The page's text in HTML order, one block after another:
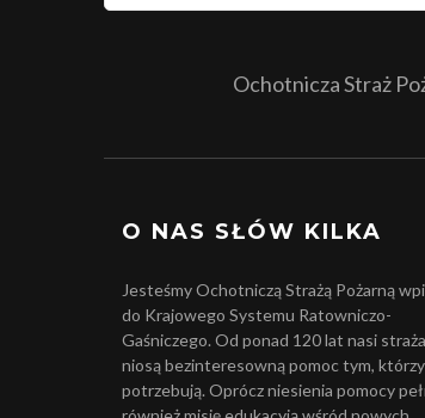
Ochotnicza Straż
O NAS SŁÓW KILKA
Jesteśmy Ochotniczą Strażą Pożarną
do Krajowego Systemu Ratowniczo-
Gaśniczego. Od ponad 120 lat nasi
niosą bezinteresowną pomoc tym,
potrzebują. Oprócz niesienia pomocy